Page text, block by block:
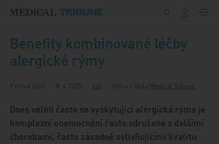
Benefity kombinované léčby
alergické rýmy
9 minut čtení 8. 4. 2025 kol Vyšlo v titulu Medical Tribune
Dnes velmi často se vyskytující alergická rýma je
komplexní onemocnění často sdružené s dalšími
chorobami, často zásadně ovlivňujícími kvalitu